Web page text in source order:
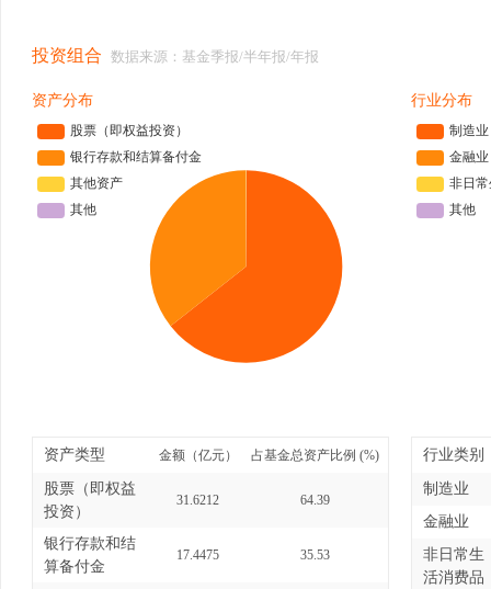
投资组合 数据来源：基金季报/半年报/年报
资产分布
资产类型 金额（亿元） 占基金总资产比例 (%)
股票（即权益
投资）
31.6212 64.39
银行存款和结
算备付金
17.4475 35.53
行业分布
行业类别
制造业
金融业
非日常生
活消费品